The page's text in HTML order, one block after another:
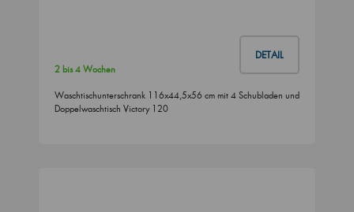
DETAIL
2 bis 4 Wochen
Waschtischunterschrank 116x44,5x56 cm mit 4 Schubladen und
Doppelwaschtisch Victory 120